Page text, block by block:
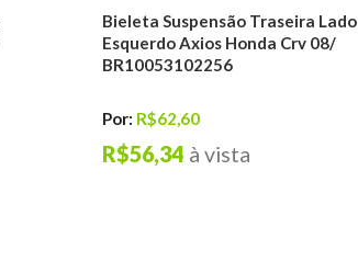
Bieleta Suspensão Traseira Lado
Esquerdo Axios Honda Crv 08/
BR10053102256
Por: R$62,60
à vista
R$56,34